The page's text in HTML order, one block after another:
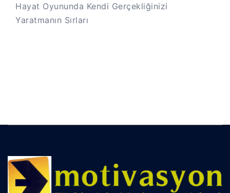
Hayat Oyununda Kendi Gerçekliğinizi
Yaratmanın Sırları